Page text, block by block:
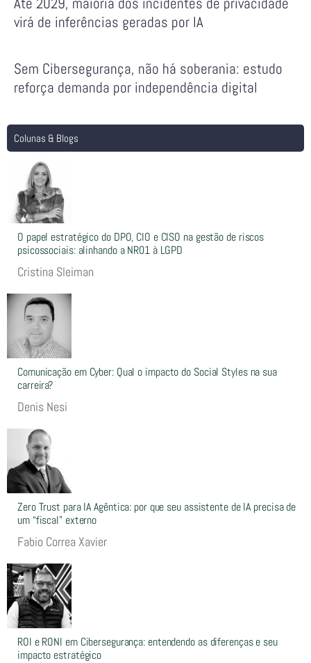
virá de inferências geradas por IA
Sem Cibersegurança, não há soberania: estudo
reforça demanda por independência digital
Colunas & Blogs
O papel estratégico do DPO, CIO e CISO na gestão de riscos
psicossociais: alinhando a NR01 à LGPD
Cristina Sleiman
Comunicação em Cyber: Qual o impacto do Social Styles na sua
carreira?
Denis Nesi
Zero Trust para IA Agêntica: por que seu assistente de IA precisa de
um “fiscal” externo
Fabio Correa Xavier
ROI e RONI em Cibersegurança: entendendo as diferenças e seu
impacto estratégico